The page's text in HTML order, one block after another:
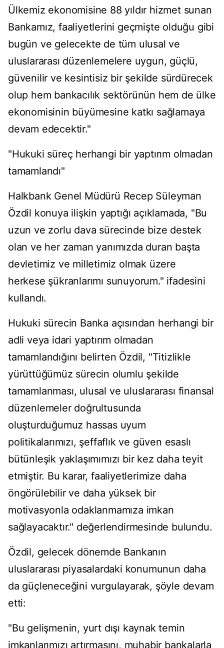
Ülkemiz ekonomisine 88 yıldır hizmet sunan
Bankamız, faaliyetlerini geçmişte olduğu gibi
bugün ve gelecekte de tüm ulusal ve
uluslararası düzenlemelere uygun, güçlü,
güvenilir ve kesintisiz bir şekilde sürdürecek
olup hem bankacılık sektörünün hem de ülke
ekonomisinin büyümesine katkı sağlamaya
devam edecektir."
"Hukuki süreç herhangi bir yaptırım olmadan
tamamlandı"
Halkbank Genel Müdürü Recep Süleyman
Özdil konuya ilişkin yaptığı açıklamada, "Bu
uzun ve zorlu dava sürecinde bize destek
olan ve her zaman yanımızda duran başta
devletimiz ve milletimiz olmak üzere
herkese şükranlarımı sunuyorum." ifadesini
kullandı.
Hukuki sürecin Banka açısından herhangi bir
adli veya idari yaptırım olmadan
tamamlandığını belirten Özdil, "Titizlikle
yürüttüğümüz sürecin olumlu şekilde
tamamlanması, ulusal ve uluslararası finansal
düzenlemeler doğrultusunda
oluşturduğumuz hassas uyum
politikalarımızı, şeffaflık ve güven esaslı
bütünleşik yaklaşımımızı bir kez daha teyit
etmiştir. Bu karar, faaliyetlerimize daha
öngörülebilir ve daha yüksek bir
motivasyonla odaklanmamıza imkan
sağlayacaktır." değerlendirmesinde bulundu.
Özdil, gelecek dönemde Bankanın
uluslararası piyasalardaki konumunun daha
da güçleneceğini vurgulayarak, şöyle devam
etti:
"Bu gelişmenin, yurt dışı kaynak temin
imkanlarımızı artırmasını, muhabir bankalarla